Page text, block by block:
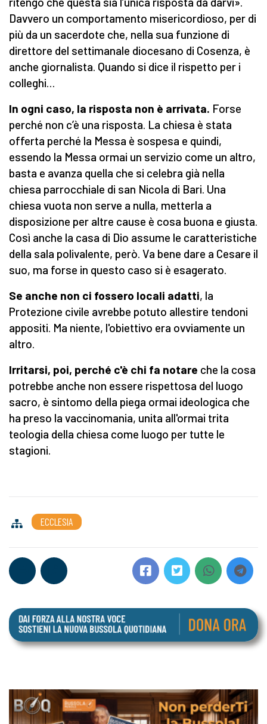
Davvero un comportamento misericordioso, per di
più da un sacerdote che, nella sua funzione di
direttore del settimanale diocesano di Cosenza, è
anche giornalista. Quando si dice il rispetto per i
colleghi…
In ogni caso, la risposta non è arrivata. Forse
perché non c’è una risposta. La chiesa è stata
offerta perché la Messa è sospesa e quindi,
essendo la Messa ormai un servizio come un altro,
basta e avanza quella che si celebra già nella
chiesa parrocchiale di san Nicola di Bari. Una
chiesa vuota non serve a nulla, metterla a
disposizione per altre cause è cosa buona e giusta.
Così anche la casa di Dio assume le caratteristiche
della sala polivalente, però. Va bene dare a Cesare il
suo, ma forse in questo caso si è esagerato.
Se anche non ci fossero locali adatti, la
Protezione civile avrebbe potuto allestire tendoni
appositi. Ma niente, l'obiettivo era ovviamente un
altro.
Irritarsi, poi, perché c'è chi fa notare che la cosa
potrebbe anche non essere rispettosa del luogo
sacro, è sintomo della piega ormai ideologica che
ha preso la vaccinomania, unita all'ormai trita
teologia della chiesa come luogo per tutte le
stagioni.
ECCLESIA